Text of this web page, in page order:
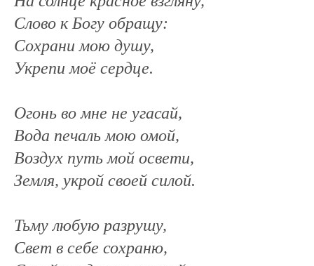
Слово к Богу обращу:
Сохрани мою душу,
Укрепи моё сердце.
Огонь во мне не угасай,
Вода печаль мою омой,
Воздух путь мой освети,
Земля, укрой своей силой.
Тьму любую разрушу,
Свет в себе сохраню,